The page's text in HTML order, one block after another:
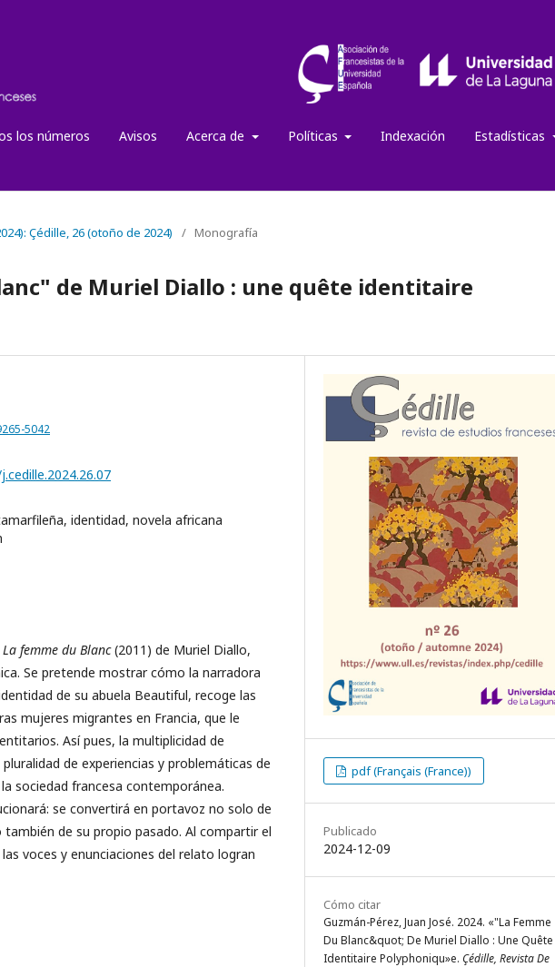
los números Avisos Acerca de Políticas Indexación Estadísticas
Çédille, 26 (otoño de 2024) / Monografía
de Muriel Diallo : une quête identitaire
5042
identidad, novela africana
La femme du Blanc(2011) de Muriel Diallo,
Se pretende mostrar cómo la narradora
de su abuela Beautiful, recoge las
mujeres migrantes en Francia, que le
Así pues, la multiplicidad de
de experiencias y problemáticas de
sociedad francesa contemporánea.
se convertirá en portavoz no solo de
de su propio pasado. Al compartir el
voces y enunciaciones del relato logran
pdf (Français (France))
Publicado
2024-12-09
Cómo citar
Guzmán-Pérez, Juan José. 2024. «"La Femme
Du Blanc&quot; De Muriel Diallo : Une Quête
Identitaire Polyphoniqu»e. Çédille, Revista De